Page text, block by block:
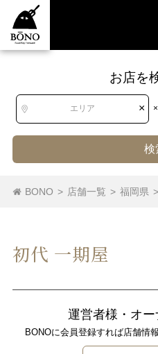
お店を
エリア × ×
検
BONO > 店舗一覧 > 福岡県 >
初代 一期屋
運営者様・オー
BONOに会員登録すれば店舗情